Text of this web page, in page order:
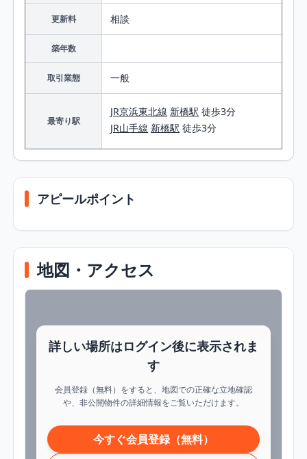
更新料 相談
築年数
取引業態 一般
最寄り駅
JR京浜東北線 新橋駅 徒歩3分
JR山手線 新橋駅 徒歩3分
アピールポイント
地図・アクセス
詳しい場所はログイン後に表示されま
す
会員登録（無料）をすると、地図での正確な立地確認
や、非公開物件の詳細情報をご覧いただけます。
今すぐ会員登録（無料）